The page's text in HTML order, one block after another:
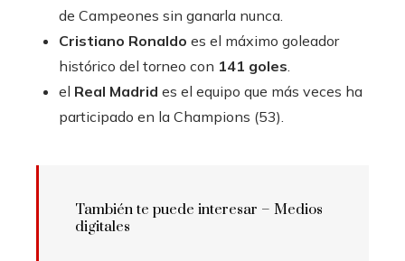
de Campeones sin ganarla nunca.
Cristiano Ronaldo es el máximo goleador
histórico del torneo con 141 goles
el Real Madrid es el equipo que más veces ha
participado en la Champions (53).
También te puede interesar – Medios
digitales